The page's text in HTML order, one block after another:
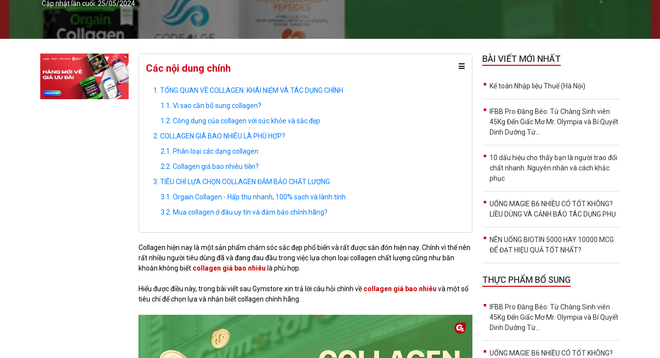
Cập nhật lần cuối: 25/05/2024
Các nội dung chính
TỔNG QUAN VỀ COLLAGEN: KHÁI NIỆM VÀ TÁC DỤNG CHÍNH
Vì sao cần bổ sung collagen?
Công dụng của collagen với sức khỏe và sắc đẹp
COLLAGEN GIÁ BAO NHIÊU LÀ PHÙ HỢP?
Phân loại các dạng collagen
Collagen giá bao nhiêu tiền?
TIÊU CHÍ LỰA CHỌN COLLAGEN ĐẢM BẢO CHẤT LƯỢNG
Orgain Collagen - Hấp thu nhanh, 100% sạch và lành tính
Mua collagen ở đâu uy tín và đảm bảo chính hãng?
Collagen hiện nay là một sản phẩm chăm sóc sắc đẹp phổ biến và rất được săn đón hiện nay. Chính vì thế nên
rất nhiều người tiêu dùng đã và đang đau đầu trong việc lựa chọn loại collagen chất lượng cũng như băn
khoăn không biết collagen giá bao nhiêu là phù hợp.
Hiểu được điều này, trong bài viết sau Gymstore xin trả lời câu hỏi chính về collagen giá bao nhiêu và một số
tiêu chí để chọn lựa và nhận biết collagen chính hãng.
BÀI VIẾT MỚI NHẤT
Kế toán Nhập liệu Thuế (Hà Nội)
IFBB Pro Đăng Béo: Từ Chàng Sinh viên
45Kg Đến Giấc Mơ Mr. Olympia và Bí Quyết
Dinh Dưỡng Từ...
10 dấu hiệu cho thấy bạn là người trao đổi
chất nhanh. Nguyên nhân và cách khắc
phục
UỐNG MAGIE B6 NHIỀU CÓ TỐT KHÔNG?
LIỀU DÙNG VÀ CẢNH BÁO TÁC DỤNG PHỤ
NÊN UỐNG BIOTIN 5000 HAY 10000 MCG
ĐỂ ĐẠT HIỆU QUẢ TỐT NHẤT?
THỰC PHẨM BỔ SUNG
IFBB Pro Đăng Béo: Từ Chàng Sinh viên
45Kg Đến Giấc Mơ Mr. Olympia và Bí Quyết
Dinh Dưỡng Từ...
UỐNG MAGIE B6 NHIỀU CÓ TỐT KHÔNG?